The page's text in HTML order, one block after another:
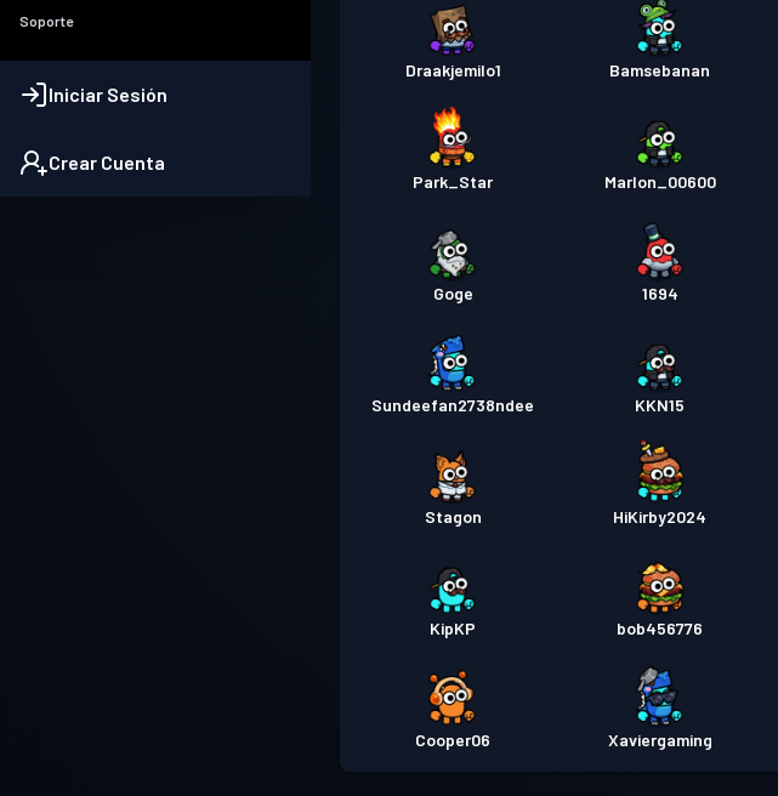
Soporte
Iniciar Sesión
Crear Cuenta
Draakjemilo1 Bamsebanan
Park_Star Marlon_00600
Goge 1694
Sundeefan2738ndee KKN15
Stagon HiKirby2024
KipKP bob456776
Cooper06 Xaviergaming